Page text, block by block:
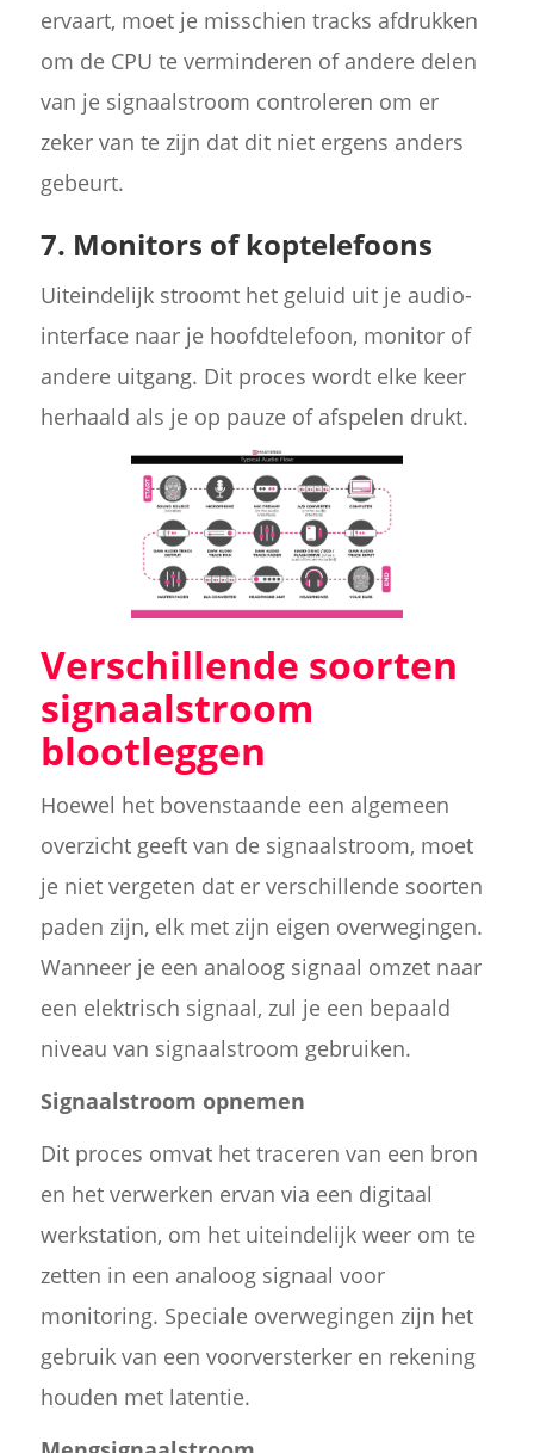
ervaart, moet je misschien tracks afdrukken
om de CPU te verminderen of andere delen
van je signaalstroom controleren om er
zeker van te zijn dat dit niet ergens anders
gebeurt.
7. Monitors of koptelefoons
Uiteindelijk stroomt het geluid uit je audio-
interface naar je hoofdtelefoon, monitor of
andere uitgang. Dit proces wordt elke keer
herhaald als je op pauze of afspelen drukt.
Verschillende soorten
signaalstroom
blootleggen
Hoewel het bovenstaande een algemeen
overzicht geeft van de signaalstroom, moet
je niet vergeten dat er verschillende soorten
paden zijn, elk met zijn eigen overwegingen.
Wanneer je een analoog signaal omzet naar
een elektrisch signaal, zul je een bepaald
niveau van signaalstroom gebruiken.
Signaalstroom opnemen
Dit proces omvat het traceren van een bron
en het verwerken ervan via een digitaal
werkstation, om het uiteindelijk weer om te
zetten in een analoog signaal voor
monitoring. Speciale overwegingen zijn het
gebruik van een voorversterker en rekening
houden met latentie.